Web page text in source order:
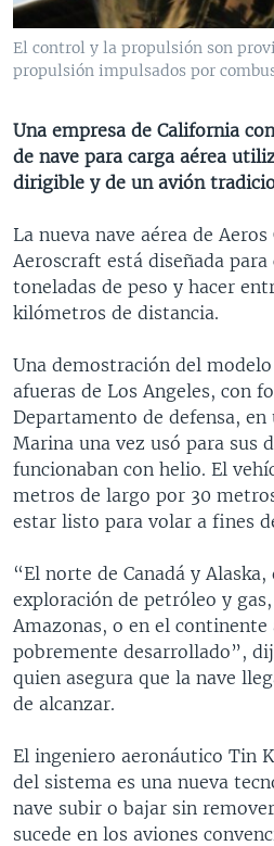
VENEZUELA
BRASIL
NICARAGUA
ECONOMÍA
ENTRETENIMIENTO Y CULTURA
DEPORTES
CIENCIA Y SALUD
MULTIMEDIA
VIDEOS
AUDIOS
PROGRAMAS TV
FORO INTERAMERICANO
VISIÓN 360
PANORAMA
AVANCE INFORMATIVO
AUDIONOTICIAS
ESTADOS UNIDOS AL DÍA
EL MUNDO AL DÍA [RADIO]
DEPORTIVO INTERNACIONAL
NOTA ECONÓMICA
ENTRETENIMIENTO
DIRECT
DOCUMENTALES DE LA VOA
Learning English
SÍGANOS
Idiomas
El control y la propulsión son
propulsión impulsados por
Una empresa de California
de nave para carga aérea
dirigible y de un avión
La nueva nave aérea de
Aeroscraft está diseñada para
toneladas de peso y hacer
kilómetros de distancia.
Una demostración del
afueras de Los Angeles, con
Departamento de defensa, en
Marina una vez usó para sus
funcionaban con helio. El
metros de largo por 30
estar listo para volar a fines
“El norte de Canadá y
exploración de petróleo y
Amazonas, o en el
pobremente desarrollado”,
quien asegura que la nave
de alcanzar.
El ingeniero aeronáutico Tin
del sistema es una nueva
nave subir o bajar sin
sucede en los aviones